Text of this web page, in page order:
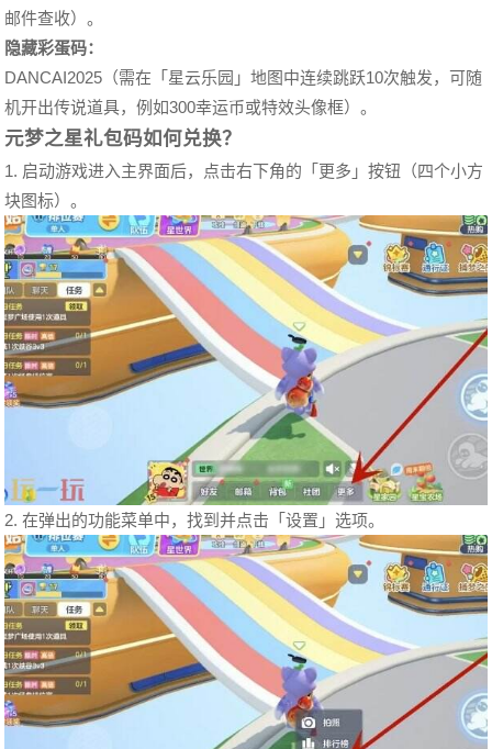
邮件查收）。
隐藏彩蛋码：
DANCAI2025（需在「星云乐园」地图中连续跳跃10次触发，可随
机开出传说道具，例如300幸运币或特效头像框）。
元梦之星礼包码如何兑换？
1. 启动游戏进入主界面后，点击右下角的「更多」按钮（四个小方
块图标）。
2. 在弹出的功能菜单中，找到并点击「设置」选项。